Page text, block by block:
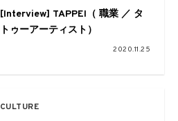
[Interview] TAPPEI（ 職業 ／ タ
トゥーアーティスト）
2020.11.25
CULTURE